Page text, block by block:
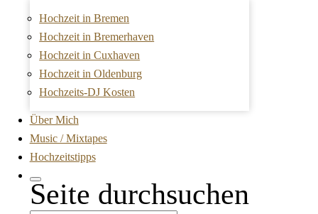
Hochzeit in Bremen
Hochzeit in Bremerhaven
Hochzeit in Cuxhaven
Hochzeit in Oldenburg
Hochzeits-DJ Kosten
Über Mich
Music / Mixtapes
Hochzeitstipps
Seite durchsuchen